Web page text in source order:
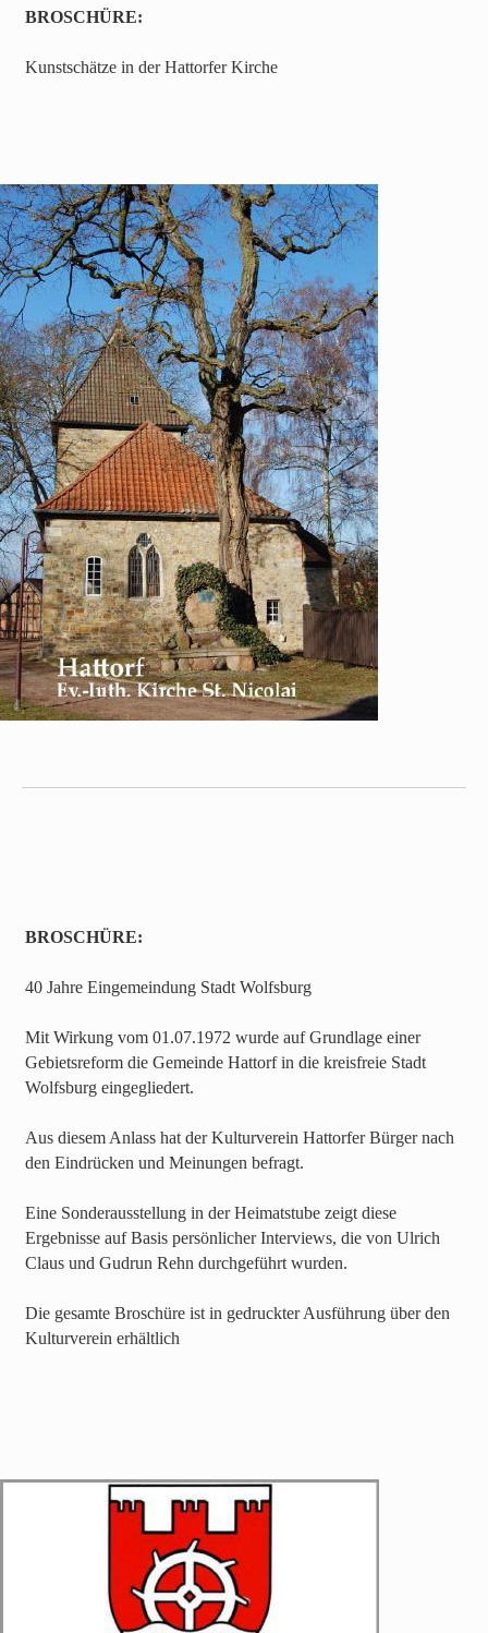
BROSCHÜRE:
Kunstschätze in der Hattorfer Kirche
BROSCHÜRE:
40 Jahre Eingemeindung Stadt Wolfsburg
Mit Wirkung vom 01.07.1972 wurde auf Grundlage einer
Gebietsreform die Gemeinde Hattorf in die kreisfreie Stadt
Wolfsburg eingegliedert.
Aus diesem Anlass hat der Kulturverein Hattorfer Bürger nach
den Eindrücken und Meinungen befragt.
Eine Sonderausstellung in der Heimatstube zeigt diese
Ergebnisse auf Basis persönlicher Interviews, die von Ulrich
Claus und Gudrun Rehn durchgeführt wurden.
Die gesamte Broschüre ist in gedruckter Ausführung über den
Kulturverein erhältlich